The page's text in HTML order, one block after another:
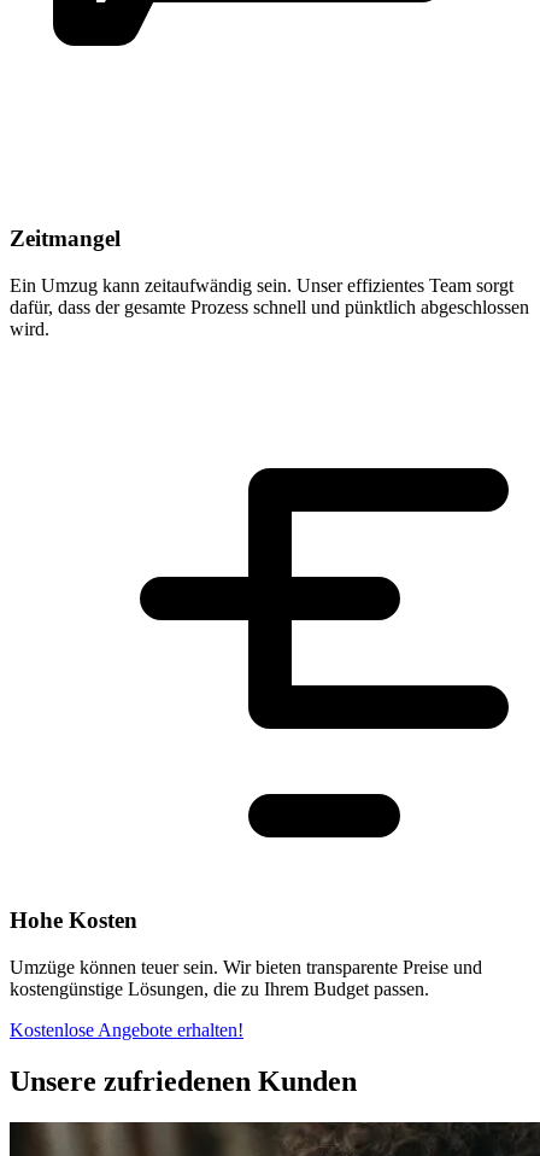
Zeitmangel
Ein Umzug kann zeitaufwändig sein. Unser effizientes Team sorgt
dafür, dass der gesamte Prozess schnell und pünktlich abgeschlossen
wird.
Hohe Kosten
Umzüge können teuer sein. Wir bieten transparente Preise und
kostengünstige Lösungen, die zu Ihrem Budget passen.
Kostenlose Angebote erhalten!
Unsere zufriedenen Kunden